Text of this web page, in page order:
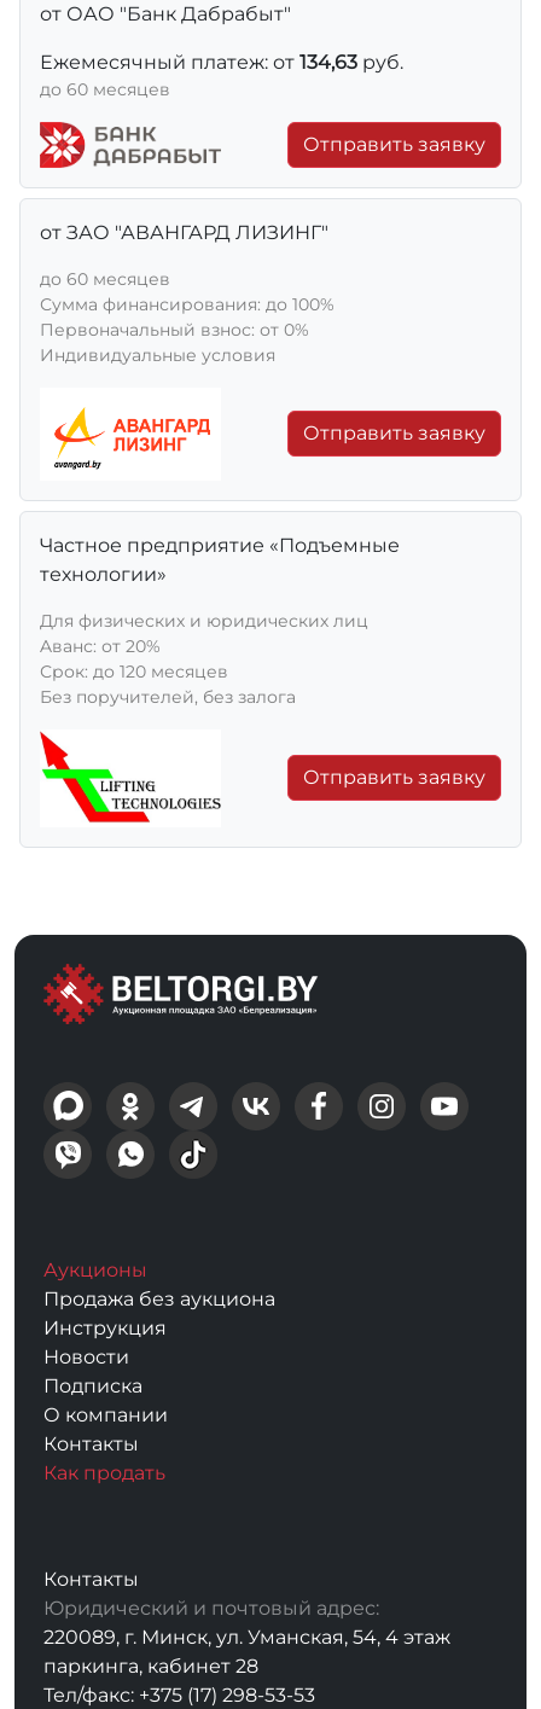
от ОАО "Банк Дабрабыт"
Ежемесячный платеж: от 134,63 руб.
до 60 месяцев
Отправить заявку
от ЗАО "АВАНГАРД ЛИЗИНГ"
до 60 месяцев
Сумма финансирования: до 100%
Первоначальный взнос: от 0%
Индивидуальные условия
Отправить заявку
Частное предприятие «Подъемные
технологии»
Для физических и юридических лиц
Aванс: от 20%
Срок: до 120 месяцев
Без поручителей, без залога
Отправить заявку
Аукционы
Продажа без аукциона
Инструкция
Новости
Подписка
О компании
Контакты
Как продать
Контакты
Юридический и почтовый адрес:
220089, г. Минск, ул. Уманская, 54, 4 этаж
паркинга, кабинет 28
Тел/факс: +375 (17) 298-53-53